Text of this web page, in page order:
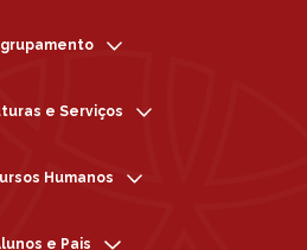
e Serviços
Humanos
e Pais